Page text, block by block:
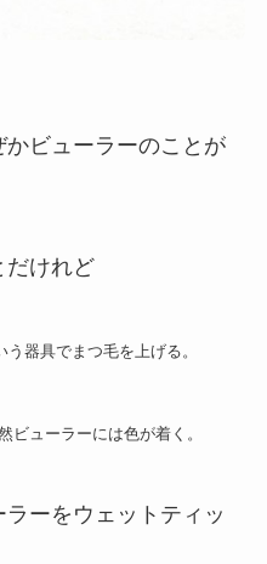
ビューラーのことが
だけれど
う器具でまつ毛を上げる。
ビューラーには色が着く。
ーをウェットティッ